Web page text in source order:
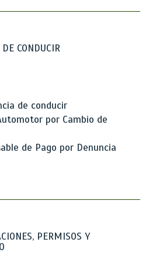
CONDUCIR
de conducir
por Cambio de
de Pago por Denuncia
PERMISOS Y